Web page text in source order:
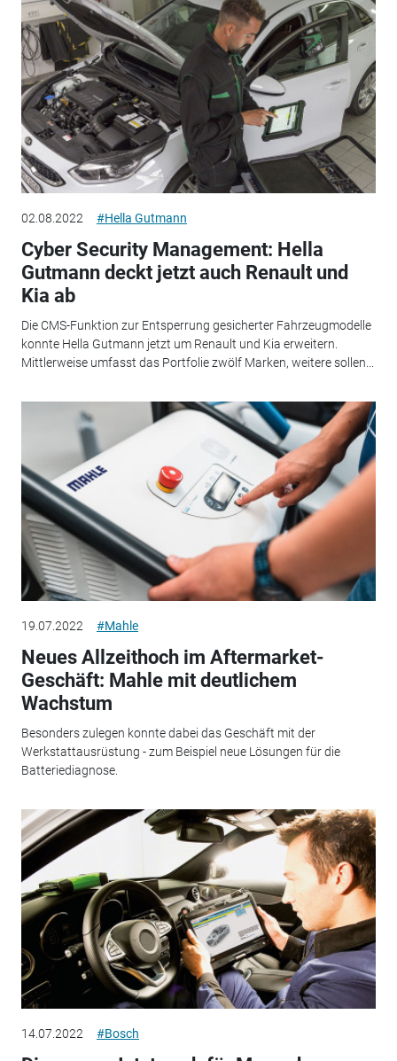
02.08.2022 #Hella Gutmann
Cyber Security Management: Hella
Gutmann deckt jetzt auch Renault und
Kia ab
Die CMS-Funktion zur Entsperrung gesicherter Fahrzeugmodelle
konnte Hella Gutmann jetzt um Renault und Kia erweitern.
Mittlerweise umfasst das Portfolie zwölf Marken, weitere sollen...
19.07.2022 #Mahle
Neues Allzeithoch im Aftermarket-
Geschäft: Mahle mit deutlichem
Wachstum
Besonders zulegen konnte dabei das Geschäft mit der
Werkstattausrüstung - zum Beispiel neue Lösungen für die
Batteriediagnose.
14.07.2022 #Bosch